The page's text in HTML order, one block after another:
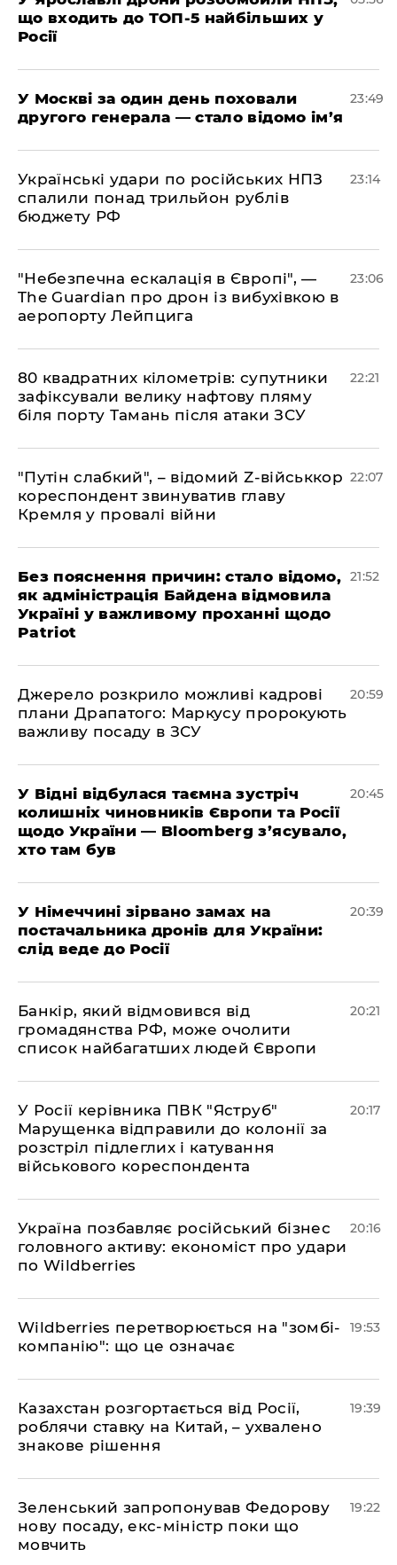
що входить до ТОП-5 найбільших у
Росії
​У Москві за один день поховали
другого генерала — стало відомо ім’я
23:49
​Українські удари по російських НПЗ
спалили понад трильйон рублів
бюджету РФ
23:14
​"Небезпечна ескалація в Європі", —
The Guardian про дрон із вибухівкою в
аеропорту Лейпцига
23:06
​80 квадратних кілометрів: супутники
зафіксували велику нафтову пляму
біля порту Тамань після атаки ЗСУ
22:21
"Путін слабкий", – відомий Z-військкор
кореспондент звинуватив главу
Кремля у провалі війни
22:07
​Без пояснення причин: стало відомо,
як адміністрація Байдена відмовила
Україні у важливому проханні щодо
Patriot
21:52
​Джерело розкрило можливі кадрові
плани Драпатого: Маркусу пророкують
важливу посаду в ЗСУ
20:59
​У Відні відбулася таємна зустріч
колишніх чиновників Європи та Росії
щодо України — Bloomberg з’ясувало,
хто там був
20:45
​У Німеччині зірвано замах на
постачальника дронів для України:
слід веде до Росії
20:39
​Банкір, який відмовився від
громадянства РФ, може очолити
список найбагатших людей Європи
20:21
​У Росії керівника ПВК "Яструб"
Марущенка відправили до колонії за
розстріл підлеглих і катування
військового кореспондента
20:17
​Україна позбавляє російський бізнес
головного активу: економіст про удари
по Wildberries
20:16
​Wildberries перетворюється на "зомбі-
компанію": що це означає
19:53
​Казахстан розгортається від Росії,
роблячи ставку на Китай, – ухвалено
знакове рішення
19:39
​Зеленський запропонував Федорову
нову посаду, екс-міністр поки що
мовчить
19:22